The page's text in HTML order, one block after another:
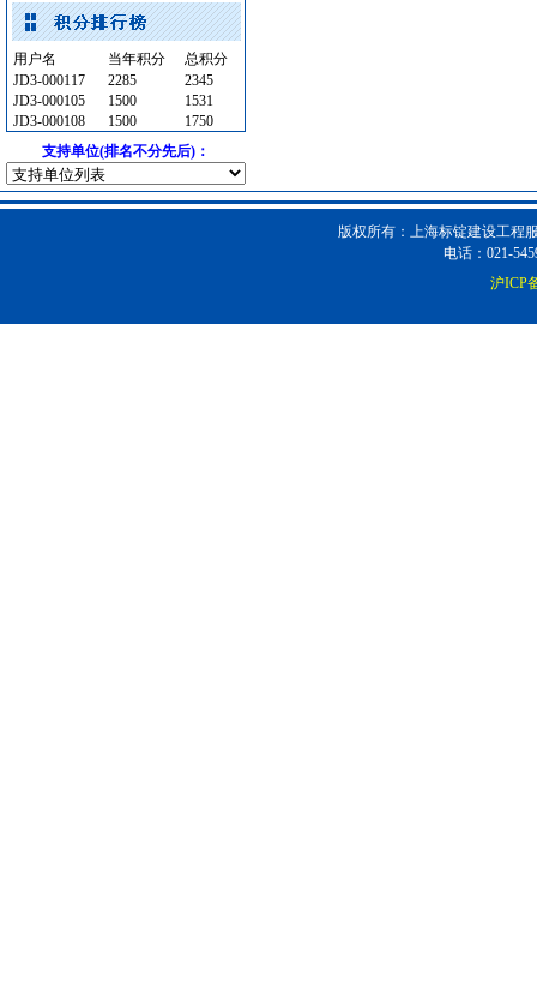
油漆涂料 [采购中]
石材木材 [采购中]
保温隔音材料 [采购中]
阀门组件
[采购中]
防火阀 [采购中]
阀门组件 [采购中]
日光灯 [采购中]
用户名 当年积分
总积分
JD3-000117
2285
2345
JD3-000105
1500
1531
JD3-000108
1500
1750
支持单位(排名不分先后)：
版权所有：上海标锭建设工程
电话：021-
沪ICP